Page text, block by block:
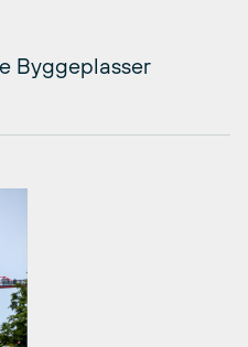
Byggeplasser